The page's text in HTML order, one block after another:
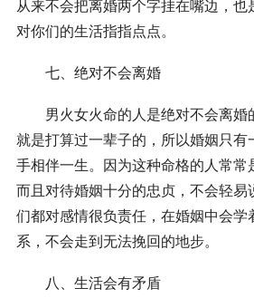
从来不会把离婚两个字挂在嘴边，也
对你们的生活指指点点。
七、绝对不会离婚
男火女火命的人是绝对不会离婚
就是打算过一辈子的，所以婚姻只有
手相伴一生。因为这种命格的人常常
而且对待婚姻十分的忠贞，不会轻易
们都对感情很负责任，在婚姻中会学
系，不会走到无法挽回的地步。
八、生活会有矛盾